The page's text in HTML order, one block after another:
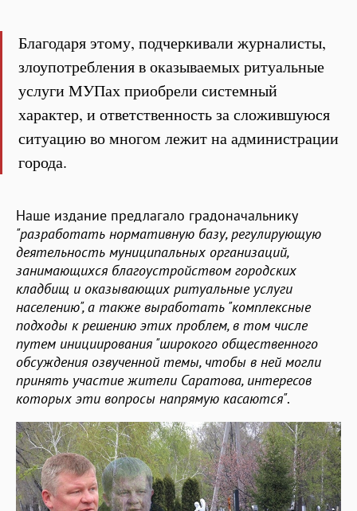
Благодаря этому, подчеркивали журналисты,
злоупотребления в оказываемых ритуальные
услуги МУПах приобрели системный
характер, и ответственность за сложившуюся
ситуацию во многом лежит на администрации
города.
Наше издание предлагало градоначальнику
"разработать нормативную базу, регулирующую
деятельность муниципальных организаций,
занимающихся благоустройством городских
кладбищ и оказывающих ритуальные услуги
населению", а также выработать "комплексные
подходы к решению этих проблем, в том числе
путем инициирования "широкого общественного
обсуждения озвученной темы, чтобы в ней могли
принять участие жители Саратова, интересов
которых эти вопросы напрямую касаются".